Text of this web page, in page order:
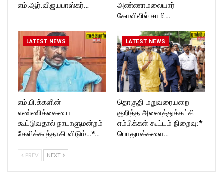
எம்.ஆர்.விஜயபாஸ்கர்…
அண்ணாமலையார்
கோவிலில் சாமி…
LATEST NEWS
எம்.பி.க்களின்
எண்ணிக்கையை
கூட்டுவதால் நாடாளுமன்றம்
கேலிக்கூத்தாகி விடும்…*…
LATEST NEWS
தொகுதி மறுவரையறை
குறித்த அனைத்துக்கட்சி
எம்பிக்கள் கூட்டம் நிறைவு:*
பொதுமக்களை…
PREV NEXT